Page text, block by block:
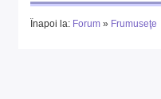
Înapoi la: Forum » Frumuseţe